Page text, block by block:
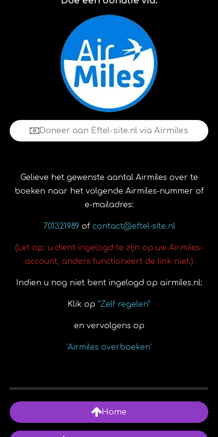
Doneer aan Eftel-site.nl via Airmiles
Gelieve het gewenste aantal Airmiles over te
boeken naar het volgende Airmiles-nummer of
e-mailadres:
701321989 ofcontact@eftel-site.nl
(Let op: u dient ingelogd te zijn op uw Airmiles-
account, anders functioneert de link niet.)
Indien u nog niet bent ingelogd op airmiles.nl:
Klik op "Zelf regelen"
en vervolgens op
"Airmiles overboeken"
Home